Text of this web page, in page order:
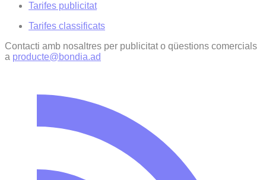
Tarifes publicitat
Tarifes classificats
Contacti amb nosaltres per publicitat o qüestions comercials
a producte@bondia.ad